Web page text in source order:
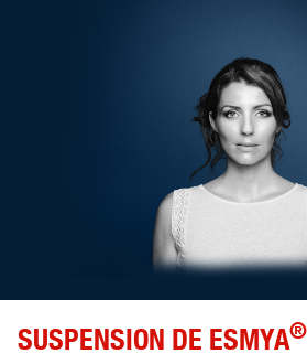
SUSPENSION DE ESMYA®